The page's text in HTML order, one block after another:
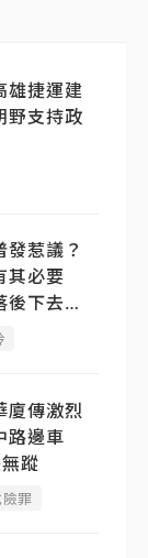
雄捷運建
支持政
發惹議？
其必要
後下去
廈傳激烈
路邊車
蹤
罪